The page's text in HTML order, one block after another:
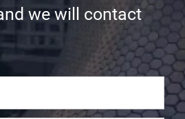
we will contact